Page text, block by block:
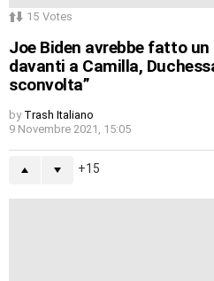
15 Votes
Joe Biden avrebbe fatto
davanti a Camilla,
sconvolta”
by Trash Italiano
9 Novembre 2021, 15:05
15